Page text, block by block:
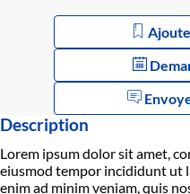
Description
Lorem ipsum dolor sit amet,
eiusmod tempor incididunt ut
enim ad minim veniam, quis